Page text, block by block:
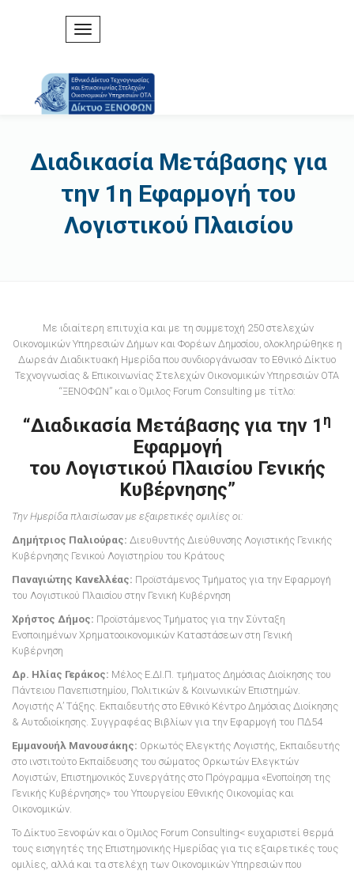
Διαδικασία Μετάβασης για
την 1η Εφαρμογή του
Λογιστικού Πλαισίου
Με ιδιαίτερη επιτυχία και με τη συμμετοχή 250 στελεχών
Οικονομικών Υπηρεσιών Δήμων και Φορέων Δημοσίου, ολοκληρώθηκε η
Δωρεάν Διαδικτυακή Ημερίδα που συνδιοργάνωσαν το Εθνικό Δίκτυο
Τεχνογνωσίας & Επικοινωνίας Στελεχών Οικονομικών Υπηρεσιών ΟΤΑ
“ΞΕΝΟΦΩΝ” και ο Όμιλος Forum Consulting με τίτλο:
“Διαδικασία Μετάβασης για την 1 η
Εφαρμογή
του Λογιστικού Πλαισίου Γενικής
Κυβέρνησης”
Την Ημερίδα πλαισίωσαν με εξαιρετικές ομιλίες οι:
Δημήτριος Παλιούρας: Διευθυντής Διεύθυνσης Λογιστικής Γενικής
Κυβέρνησης Γενικού Λογιστηρίου του Κράτους
Παναγιώτης Κανελλέας: Προϊστάμενος Τμήματος για την Εφαρμογή
του Λογιστικού Πλαισίου στην Γενική Κυβέρνηση
Χρήστος Δήμος: Προϊστάμενος Τμήματος για την Σύνταξη
Ενοποιημένων Χρηματοοικονομικών Καταστάσεων στη Γενική
Κυβέρνηση
Δρ. Ηλίας Γεράκος: Μέλος Ε.ΔΙ.Π. τμήματος Δημόσιας Διοίκησης του
Πάντειου Πανεπιστημίου, Πολιτικών & Κοινωνικών Επιστημών.
Λογιστής Α’ Τάξης. Εκπαιδευτής στο Εθνικό Κέντρο Δημόσιας Διοίκησης
& Αυτοδιοίκησης. Συγγραφέας Βιβλίων για την Εφαρμογή του ΠΔ54
Εμμανουήλ Μανουσάκης: Ορκωτός Ελεγκτής Λογιστής, Εκπαιδευτής
στο ινστιτούτο Εκπαίδευσης του σώματος Ορκωτών Ελεγκτών
Λογιστών, Επιστημονικός Συνεργάτης στο Πρόγραμμα «Ενοποίηση της
Γενικής Κυβέρνησης» του Υπουργείου Εθνικής Οικονομίας και
Οικονομικών.
Το Δίκτυο Ξενοφών και ο Όμιλος Forum Consulting< ευχαριστεί θερμά
τους εισηγητές της Επιστημονικής Ημερίδας για τις εξαιρετικές τους
ομιλίες, αλλά και τα στελέχη των Οικονομικών Υπηρεσιών που